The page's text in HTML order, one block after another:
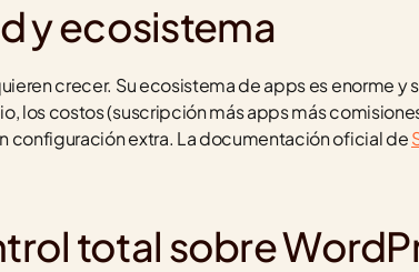
y ecosistema
crecer. Su ecosistema de apps es enorme y
los costos (suscripción más apps más
configuración extra. La documentación oficial de
total sobre